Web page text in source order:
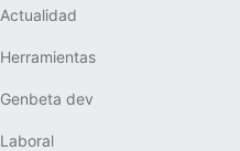
Actualidad
Herramientas
Genbeta dev
Laboral